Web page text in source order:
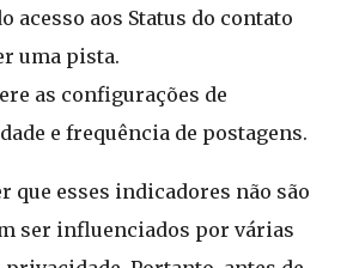
acesso aos Status do contato
uma pista.
as configurações de
e frequência de postagens.
que esses indicadores não são
ser influenciados por várias